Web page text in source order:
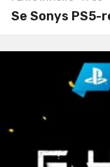
Se Sonys